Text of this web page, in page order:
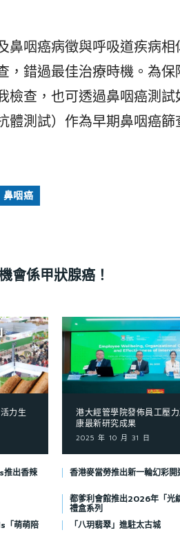
鼻咽癌病徵與呼吸道疾病相
，錯過最佳治療時機。為
檢查，也可透過鼻咽癌測
體測試）作為早期鼻咽癌
鼻咽癌
會係甲狀腺癌！
力生
港大經管學院發佈員工壓
康最新研究成果
2025 年 10 月 31 日
出香辣 香港麥當勞推出新一輪幻彩開
都爹利會館推出2026年「光
禮盒系列
「萌萌陪 「八玥翡翠」進駐太古城